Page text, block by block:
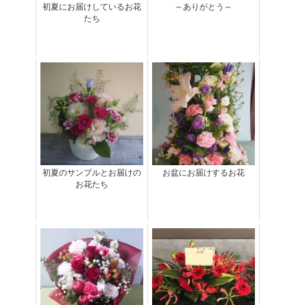
初夏にお届けしているお花
たち
～ありがとう～
初夏のサンプルとお届けの
お花たち
お盆にお届けするお花